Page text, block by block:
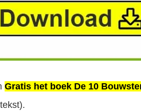
Gratis het boek De 10